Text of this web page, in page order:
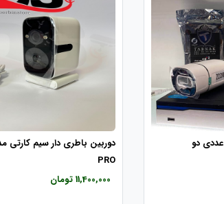
پکیج دوربین مداربسته 2 عددی دو
PRO
11,400,000 تومان